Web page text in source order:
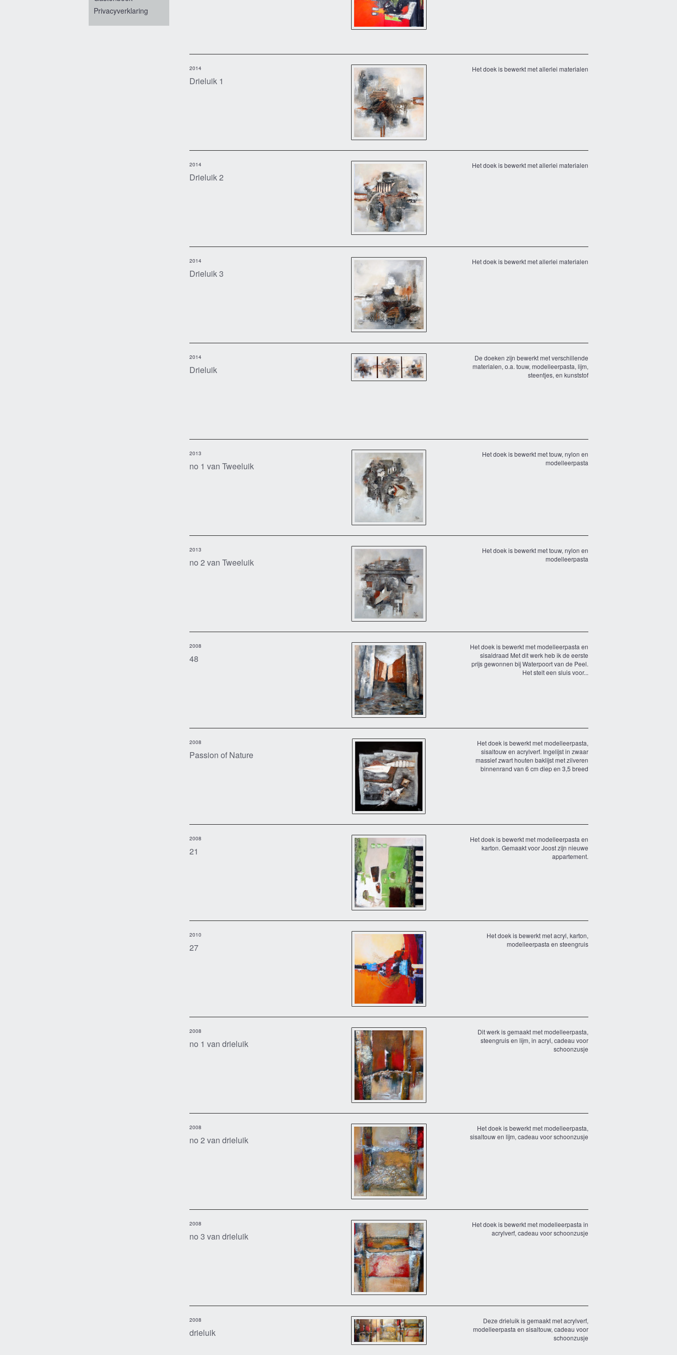
Drieluik 1
2014 Het doek is bewerkt met allerlei materialen
Drieluik 2
2014 Het doek is bewerkt met allerlei materialen
Drieluik 3
2014 Het doek is bewerkt met allerlei materialen
Drieluik
2014
De doeken zijn bewerkt met verschillende
materialen, o.a. touw, modelleerpasta, lijm,
steentjes, en kunststof
no 1 van Tweeluik
2013
Het doek is bewerkt met touw, nylon en
modelleerpasta
no 2 van Tweeluik
2013
Het doek is bewerkt met touw, nylon en
modelleerpasta
48
2008
Het doek is bewerkt met modelleerpasta en
sisaldraad Met dit werk heb ik de eerste
prijs gewonnen bij Waterpoort van de Peel.
Het stelt een sluis voor...
Passion of Nature
2008
Het doek is bewerkt met modelleerpasta,
sisaltouw en acrylverf. Ingelijst in zwaar
massief zwart houten baklijst met zilveren
binnenrand van 6 cm diep en 3,5 breed
21
2008
Het doek is bewerkt met modelleerpasta en
karton. Gemaakt voor Joost zijn nieuwe
appartement.
27
2010
Het doek is bewerkt met acryl, karton,
modelleerpasta en steengruis
no 1 van drieluik
2008
Dit werk is gemaakt met modelleerpasta,
steengruis en lijm, in acryl, cadeau voor
schoonzusje
no 2 van drieluik
2008
Het doek is bewerkt met modelleerpasta,
sisaltouw en lijm, cadeau voor schoonzusje
no 3 van drieluik
2008
Het doek is bewerkt met modelleerpasta in
acrylverf, cadeau voor schoonzusje
drieluik
2008
Deze drieluik is gemaakt met acrylverf,
modelleerpasta en sisaltouw, cadeau voor
schoonzusje
Privacyverklaring